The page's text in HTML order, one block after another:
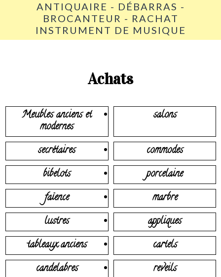
ANTIQUAIRE - DÉBARRAS -
BROCANTEUR - RACHAT
INSTRUMENT DE MUSIQUE
Achats
Meubles anciens et
modernes
salons
secrétaires
commodes
bibelots
porcelaine
faïence
marbre
lustres
appliques
tableaux anciens
cartels
candelabres
reveils